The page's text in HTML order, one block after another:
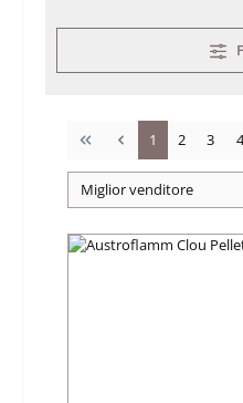
Pagina
1 Pagina
2 3 4